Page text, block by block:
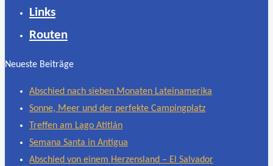
Links
Routen
Neueste Beiträge
Abschied nach sieben Monaten Lateinamerika
Sonne, Meer und der perfekte Campingplatz
Treffen am Lago Atitlán
Semana Santa in Antigua
Abschied von einem Herzensland – El Salvador